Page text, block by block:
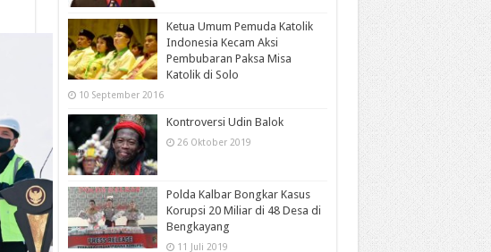
Ketua Umum Pemuda Katolik
Indonesia Kecam Aksi
Pembubaran Paksa Misa
Katolik di Solo
10 September 2016
Kontroversi Udin Balok
26 Oktober 2019
Polda Kalbar Bongkar Kasus
Korupsi 20 Miliar di 48 Desa di
Bengkayang
11 Juli 2019